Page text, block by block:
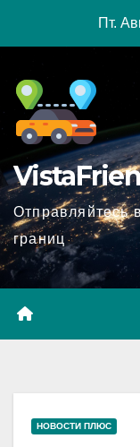
Пт.
Отправляйтесь
границ
НОВОСТИ ПЛЮС